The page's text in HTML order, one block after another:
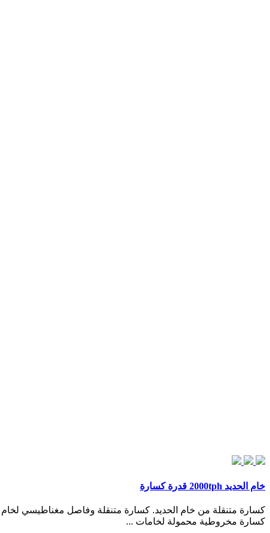
خام الحديد 2000tph قدرة كسارة
كسارة متنقلة من خام الحديد. كسارة متنقلة وفاصل مغناطيسي لخام
كسارة مخروطية محمولة لخامات ...